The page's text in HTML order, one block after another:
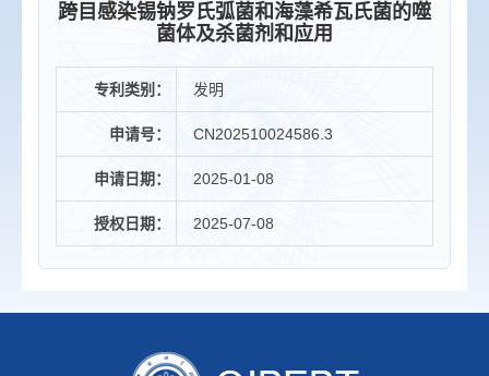
跨目感染锡钠罗氏弧菌和海藻希瓦氏菌的噬
菌体及杀菌剂和应用
专利类别： 发明
申请号： CN202510024586.3
申请日期： 2025-01-08
授权日期： 2025-07-08